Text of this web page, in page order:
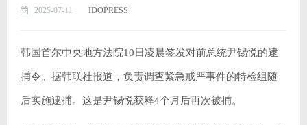
2025-07-11 IDOPRESS
韩国首尔中央地方法院10日凌晨签发对前总统尹锡悦的逮
捕令。据韩联社报道，负责调查紧急戒严事件的特检组随
后实施逮捕。这是尹锡悦获释4个月后再次被捕。